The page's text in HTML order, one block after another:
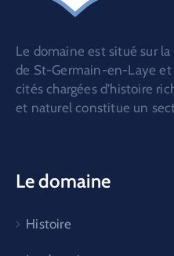
Le domaine est situé sur
de St-Germain-en-Laye et
cités chargées d’histoire
et naturel constitue un
Le domaine
Histoire